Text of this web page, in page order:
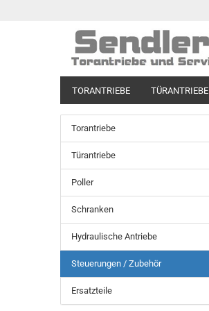
TORANTRIEBE TÜRANTRIEBE
Torantriebe
Türantriebe
Poller
Schranken
Hydraulische Antriebe
Steuerungen / Zubehör
Ersatzteile